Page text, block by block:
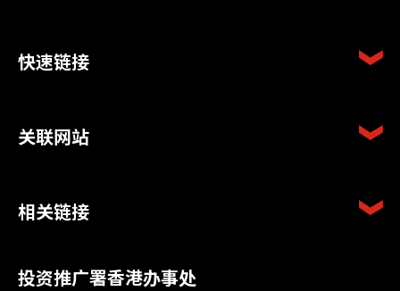
快速链接
关联网站
相关链接
投资推广署香港办事处